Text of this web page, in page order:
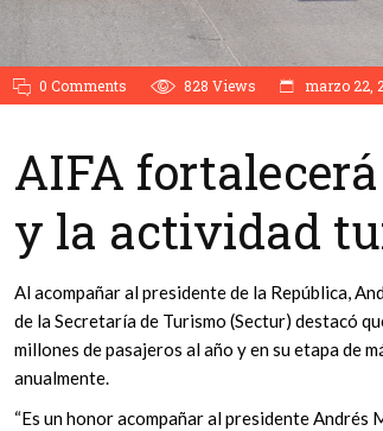
0 Comments 828 Views marzo 22,
AIFA
y la actividad
Al acompañar al presidente de la República,
de la Secretaría de Turismo (Sectur) destacó
millones de pasajeros al año y en su etapa de
anualmente.
“Es un honor acompañar al presidente Andrés